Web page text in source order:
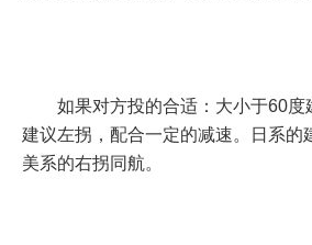
如果对方投的合适：大小于60
建议左拐，配合一定的减速。日系的
美系的右拐同航。